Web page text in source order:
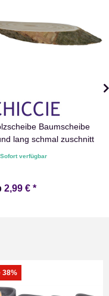
Baumscheibe
lang schmal zuschnitt
Sofort verfügbar
2,99 € *
38%